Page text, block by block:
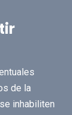
de la
inhabiliten